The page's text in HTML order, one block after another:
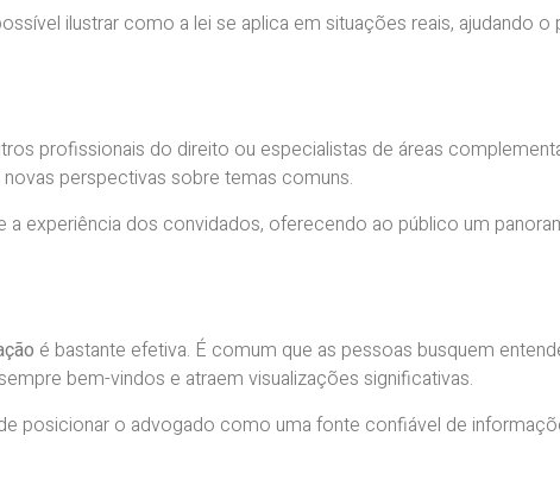
ilustrar como a lei se aplica em situações reais, ajudando
profissionais do direito ou especialistas de áreas
perspectivas sobre temas comuns.
experiência dos convidados, oferecendo ao público um
é bastante efetiva. É comum que as pessoas busquem
bem-vindos e atraem visualizações significativas.
posicionar o advogado como uma fonte confiável de